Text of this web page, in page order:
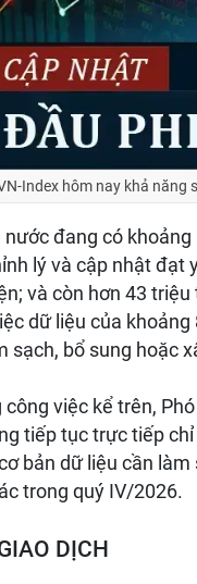
Index hôm nay khả năng
nước đang có
lý và cập nhật đạt
và còn hơn 43
dữ liệu của
sạch, bổ sung hoặc
việc kể trên,
tiếp tục trực tiếp
bản dữ liệu cần
trong quý IV/2026.
DỊCH